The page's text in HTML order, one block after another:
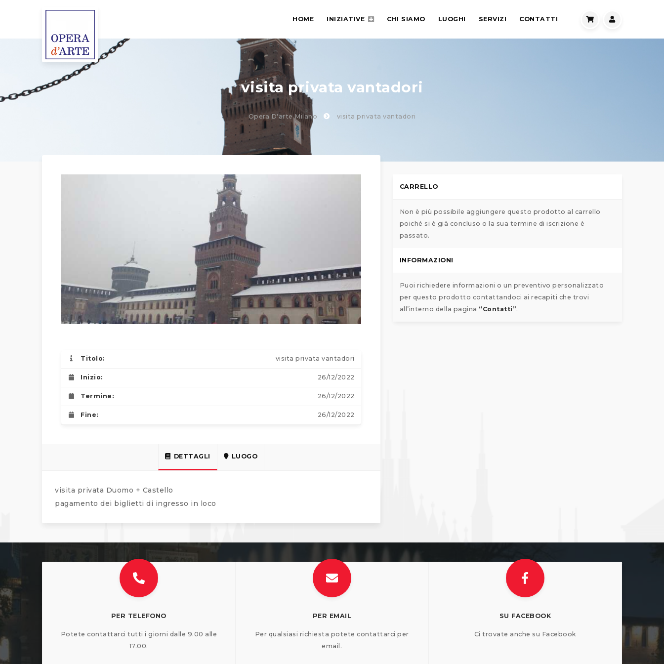
HOME INIZIATIVE CHI SIAMO LUOGHI SERVIZI CONTATTI
visita privata vantadori
Opera D'arte Milano visita privata vantadori
Titolo: visita privata vantadori
Inizio: 26/12/2022
Termine: 26/12/2022
Fine: 26/12/2022
DETTAGLI LUOGO
visita privata Duomo + Castello
pagamento dei biglietti di ingresso in loco
CARRELLO
Non è più possibile aggiungere questo prodotto al carrello
poiché si è già concluso o la sua termine di iscrizione è
passato.
INFORMAZIONI
Puoi richiedere informazioni o un preventivo personalizzato
per questo prodotto contattandoci ai recapiti che trovi
all’interno della pagina “Contatti”.
PER TELEFONO
Potete contattarci tutti i giorni dalle 9.00 alle
17.00.
PER EMAIL
Per qualsiasi richiesta potete contattarci per
email.
SU FACEBOOK
Ci trovate anche su Facebook